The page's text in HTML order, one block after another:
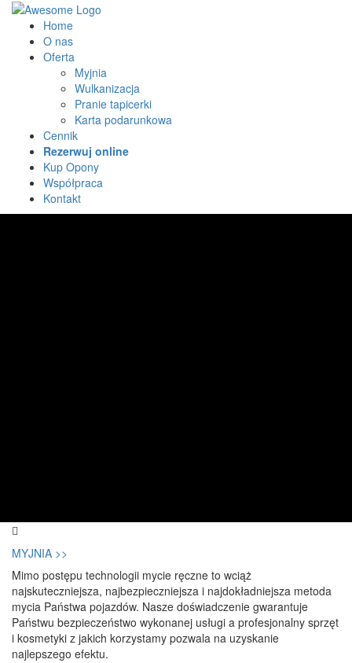
Home
O nas
Oferta
Myjnia
Wulkanizacja
Pranie tapicerki
Karta podarunkowa
Cennik
Rezerwuj online
Kup Opony
Współpraca
Kontakt
MYJNIA >>
Mimo postępu technologii mycie ręczne to wciąż
najskuteczniejsza, najbezpieczniejsza i najdokładniejsza metoda
mycia Państwa pojazdów. Nasze doświadczenie gwarantuje
Państwu bezpieczeństwo wykonanej usługi a profesjonalny sprzęt
i kosmetyki z jakich korzystamy pozwala na uzyskanie
najlepszego efektu.